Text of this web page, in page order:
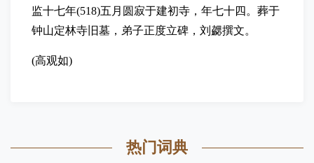
监十七年(518)五月圆寂于建初寺，年七十四。葬于
钟山定林寺旧墓，弟子正度立碑，刘勰撰文。
(高观如)
热门词典